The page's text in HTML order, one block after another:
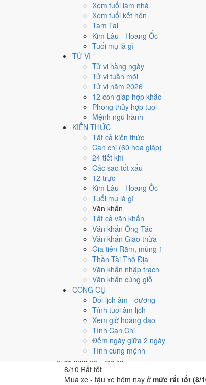
Xem tuổi làm nhà
Xem tuổi kết hôn
Tam Tai
Kim Lâu - Hoang Ốc
Tuổi mụ là gì
TỬ VI
Tử vi hàng ngày
Tử vi tuần mới
Tử vi năm 2026
12 con giáp hợp khắc
Phong thủy hợp tuổi
Mệnh ngũ hành
KIẾN THỨC
Tất cả kiến thức
Can chi (60 hoa giáp)
24 tiết khí
Các sao tốt xấu
12 trực
Kim Lâu - Hoang Ốc
Tuổi mụ là gì
Văn khấn
Tất cả văn khấn
Văn khấn Ông Táo
Văn khấn Giao thừa
Gia tiên Rằm, mùng 1
Thần Tài Thổ Địa
Văn khấn nhập trạch
Văn khấn cúng giỗ
CÔNG CỤ
Đổi lịch âm - dương
Tính tuổi âm lịch
Xem giờ hoàng đạo
Tính Can Chi
Đếm ngày giữa 2 ngày
Tính cung mệnh
Ngày Tân Hợi có TrựcĐịnh(ngày yên ổn, vững
trương, ký kết.
Mão, Mùi, Dần hợp ngày; tuổi
Ngày 5/8/2026 tốt hay
Ngày 5/8/2026 đạt8.9/10trung bình cho 7 việc
Minh Đường hoàng đạo nên điểm từng việc
💍
Cưới hỏi - đính hôn
/10Rất tốt
Cưới hỏi - đính hôn hôm nay ở
Cách tính ngày tốt
Khai trương - mở cửa hàng
Rất tốt
Khai trương - mở cửa hàng hôm nay ở
Cách tính ngày tốt
Ký hợp đồng - giao ước
/10Rất tốt
Ký hợp đồng - giao ước hôm nay ở
Cách tính ngày tốt
Động thổ - khởi công
Rất tốt
Động thổ - khởi công hôm nay ở
Cách tính ngày tốt
Nhập trạch - vào nhà mới
/10Rất tốt
Nhập trạch - vào nhà mới hôm nay ở
Cách tính ngày tốt
🚗Mua xe - tậu xe
8/10 Rất tốt
Mua xe - tậu xe hôm nay ở mức rất tốt (8/